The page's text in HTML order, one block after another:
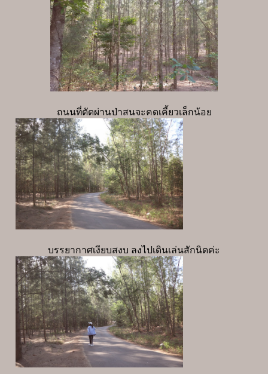
ถนนที่ตัดผ่านป่าสนจะคดเคี้ยวเล็กน้อย
บรรยากาศเงียบสงบ ลงไปเดินเล่นสักนิดค่ะ